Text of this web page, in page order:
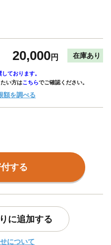
20,000円 在庫あり
しております。
い方はこちらでご確認ください。
額を調べる
する
に追加する
について